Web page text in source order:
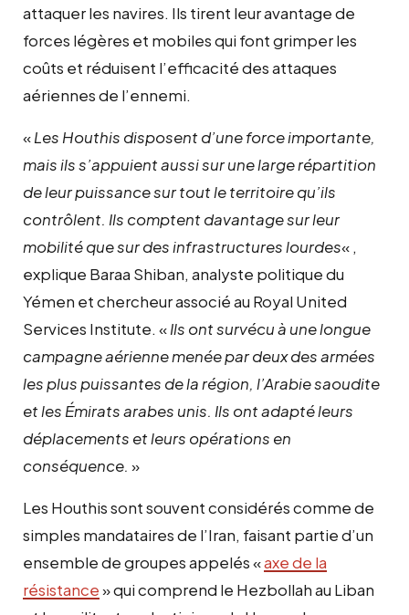
attaquer les navires. Ils tirent leur avantage de
forces légères et mobiles qui font grimper les
coûts et réduisent l’efficacité des attaques
aériennes de l’ennemi.
«Les Houthis disposent d’une force importante,
mais ils s’appuient aussi sur une large répartition
de leur puissance sur tout le territoire qu’ils
contrôlent. Ils comptent davantage sur leur
mobilité que sur des infrastructures lourdes« ,
explique Baraa Shiban, analyste politique du
Yémen et chercheur associé au Royal United
Services Institute. «Ils ont survécu à une longue
campagne aérienne menée par deux des armées
les plus puissantes de la région, l’Arabie saoudite
et les Émirats arabes unis. Ils ont adapté leurs
déplacements et leurs opérations en
conséquence. »
Les Houthis sont souvent considérés comme de
simples mandataires de l’Iran, faisant partie d’un
ensemble de groupes appelés «axe de la
résistance» qui comprend le Hezbollah au Liban